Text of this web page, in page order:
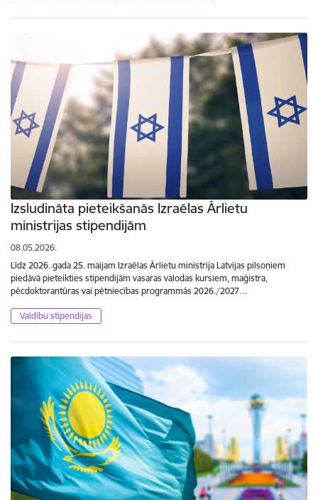
Izsludināta pieteikšanās Izraēlas Ārlietu
ministrijas stipendijām
08.05.2026.
Līdz 2026. gada 25. maijam Izraēlas Ārlietu ministrija Latvijas pilsoņiem
piedāvā pieteikties stipendijām vasaras valodas kursiem, maģistra,
pēcdoktorantūras vai pētniecības programmās 2026./2027…
Valdību stipendijas